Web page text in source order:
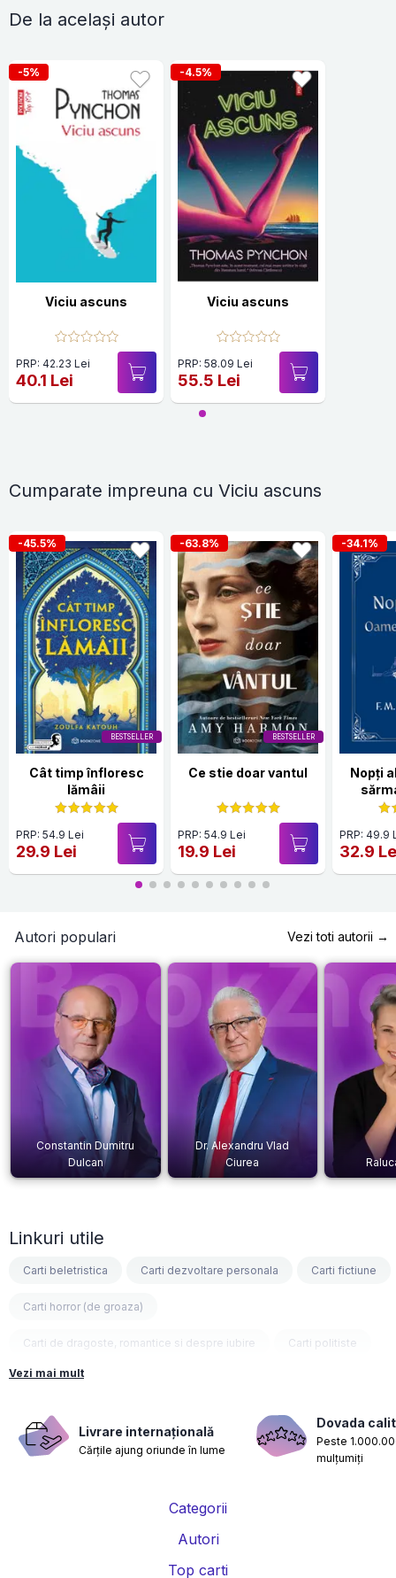
De la același autor
-5%
Viciu ascuns
PRP: 42.23 Lei
40.1 Lei
-4.5%
Viciu ascuns
PRP: 58.09 Lei
55.5 Lei
Cumparate impreuna cu Viciu ascuns
BESTSELLER
-45.5%
Cât timp înfloresc
lămâii
PRP: 54.9 Lei
29.9 Lei
BESTSELLER
-63.8%
Ce stie doar vantul
PRP: 54.9 Lei
19.9 Lei
-34.1%
Nopți
PRP: 49.9
32.9
Autori populari Vezi toti autorii →
Constantin Dumitru
Dulcan
Dr. Alexandru Vlad
Ciurea
Linkuri utile
Carti beletristica Carti dezvoltare personala Carti fictiune
Carti horror (de groaza)
Carti de dragoste, romantice si despre iubire Carti politiste
Carti fantasy
Carti nutritie, sanatate si de slabit Carti diete
Carti despre sarcina si nastere Carti educatie financiara
Vezi mai mult
Livrare internațională
Cărțile ajung oriunde în lume
Dovada
Peste
mulțumiți
Categorii
Autori
Top carti